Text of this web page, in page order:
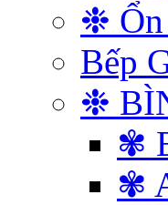
❉ Ổn
Bếp
❉
✾
✾